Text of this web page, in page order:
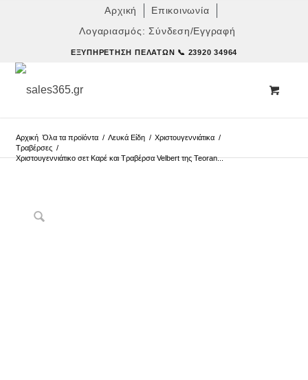
Αρχική
Επικοινωνία
Λογαριασμός: Σύνδεση/Εγγραφή
ΕΞΥΠΗΡΈΤΗΣΗ ΠΕΛΑΤΏΝ 📞 23920 34964
Αρχική Όλα τα προϊόντα / Λευκά Είδη / Χριστουγεννιάτικα /
Τραβέρσες /
Χριστουγεννιάτικο σετ Καρέ και Τραβέρσα Velbert της Teoran...